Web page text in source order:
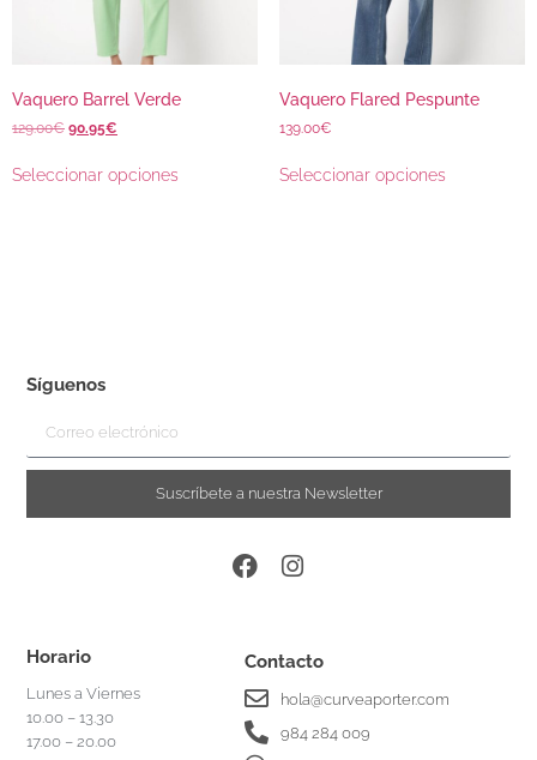
Vaquero Barrel Verde
129.00€ 90.95€
Seleccionar opciones
Vaquero Flared Pespunte
139.00€
Seleccionar opciones
Síguenos
Suscríbete a nuestra Newsletter
Horario
Lunes a Viernes
10.00 – 13.30
17.00 – 20.00
Contacto
hola@curveaporter.com
984 284 009